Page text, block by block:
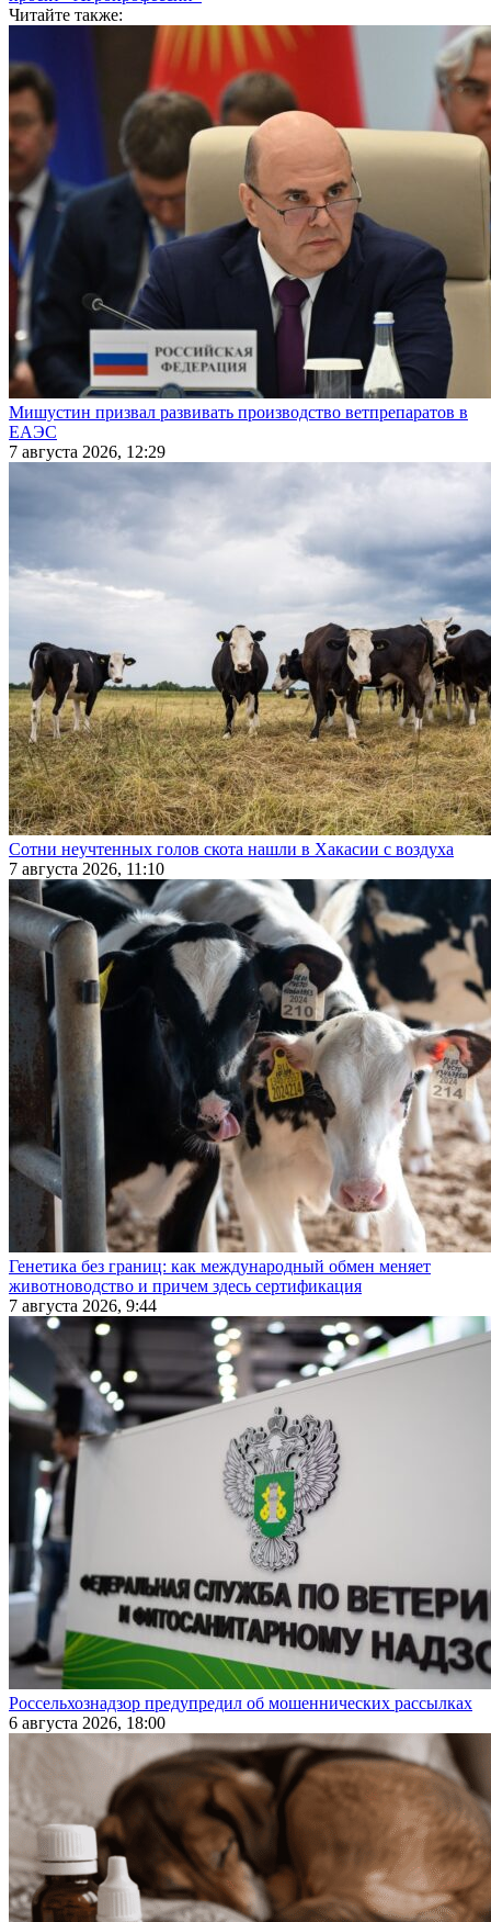
Читайте также:
Мишустин призвал развивать производство ветпрепаратов в
ЕАЭС
7 августа 2026, 12:29
Сотни неучтенных голов скота нашли в Хакасии с воздуха
7 августа 2026, 11:10
Генетика без границ: как международный обмен меняет
животноводство и причем здесь сертификация
7 августа 2026, 9:44
Россельхознадзор предупредил об мошеннических рассылках
6 августа 2026, 18:00